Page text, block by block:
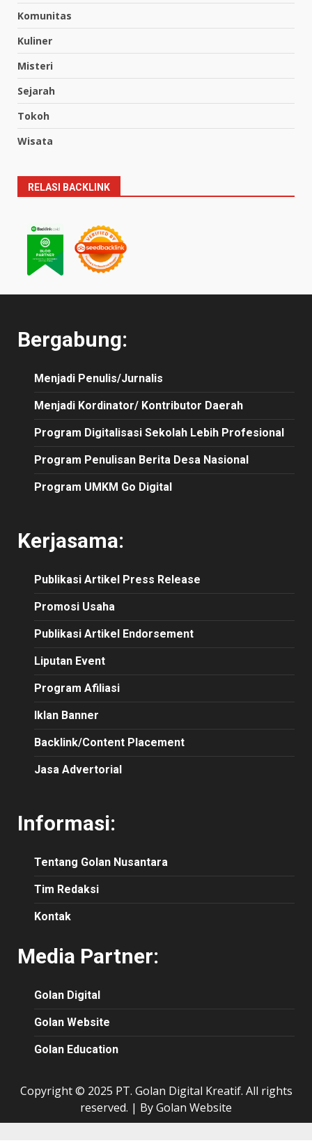
Komunitas
Kuliner
Misteri
Sejarah
Tokoh
Wisata
RELASI BACKLINK
Bergabung:
Menjadi Penulis/Jurnalis
Menjadi Kordinator/ Kontributor Daerah
Program Digitalisasi Sekolah Lebih Profesional
Program Penulisan Berita Desa Nasional
Program UMKM Go Digital
Kerjasama:
Publikasi Artikel Press Release
Promosi Usaha
Publikasi Artikel Endorsement
Liputan Event
Program Afiliasi
Iklan Banner
Backlink/Content Placement
Jasa Advertorial
Informasi:
Tentang Golan Nusantara
Tim Redaksi
Kontak
Media Partner:
Golan Digital
Golan Website
Golan Education
Copyright © 2025 PT. Golan Digital Kreatif. All rights
reserved. | By Golan Website